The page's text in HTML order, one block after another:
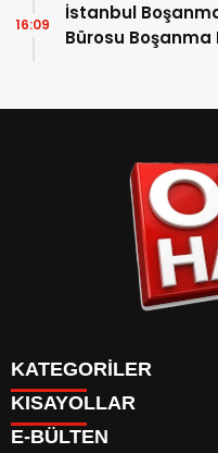
İstanbul
Bürosu
16:09
KATEGORİLER
ANASAYFA
Gündem
KISAYOLLAR
E-BÜLTEN